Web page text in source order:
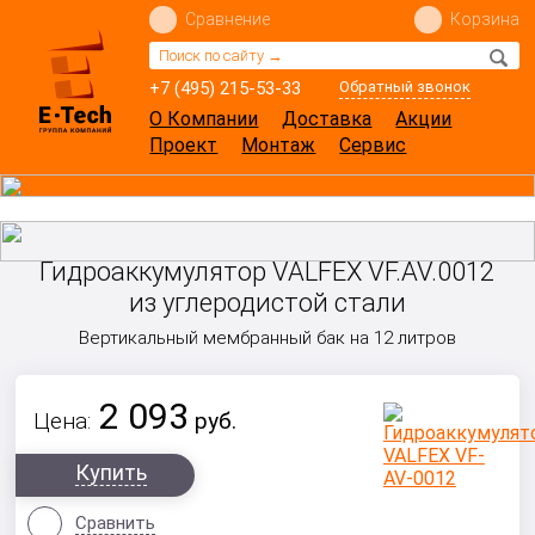
+7 (495) 215-53-33 Обратный звонок
Сравнение Корзина
О Компании Доставка
Акции
Проект
Монтаж Сервис
Гидроаккумулятор VALFEX VF.AV.0012
из углеродистой стали
Вертикальный мембранный бакна 12 литров
Цена: 2 093 руб.
Купить
Сравнить